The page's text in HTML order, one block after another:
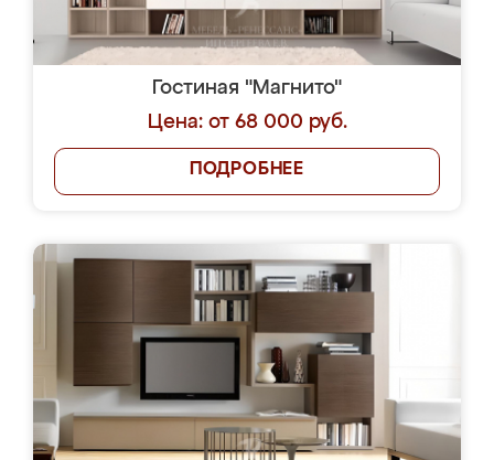
Гостиная "Магнито"
Цена: от 68 000 руб.
ПОДРОБНЕЕ